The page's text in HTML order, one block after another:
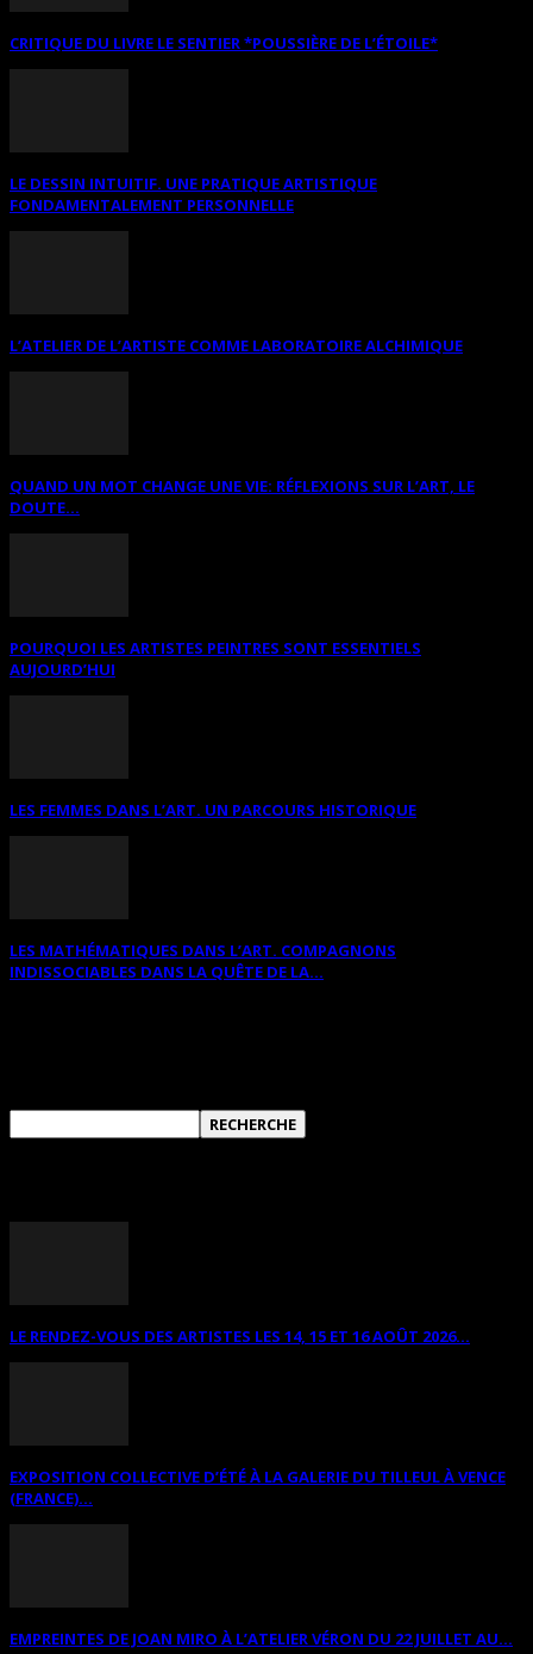
CRITIQUE DU LIVRE LE SENTIER *POUSSIÈRE DE L’ÉTOILE*
LE DESSIN INTUITIF. UNE PRATIQUE ARTISTIQUE
FONDAMENTALEMENT PERSONNELLE
L’ATELIER DE L’ARTISTE COMME LABORATOIRE ALCHIMIQUE
QUAND UN MOT CHANGE UNE VIE: RÉFLEXIONS SUR L’ART, LE
DOUTE...
POURQUOI LES ARTISTES PEINTRES SONT ESSENTIELS
AUJOURD’HUI
LES FEMMES DANS L’ART. UN PARCOURS HISTORIQUE
LES MATHÉMATIQUES DANS L’ART. COMPAGNONS
INDISSOCIABLES DANS LA QUÊTE DE LA...
LE RENDEZ-VOUS DES ARTISTES LES 14, 15 ET 16 AOÛT 2026...
EXPOSITION COLLECTIVE D’ÉTÉ À LA GALERIE DU TILLEUL À VENCE
(FRANCE)...
EMPREINTES DE JOAN MIRO À L’ATELIER VÉRON DU 22 JUILLET AU...